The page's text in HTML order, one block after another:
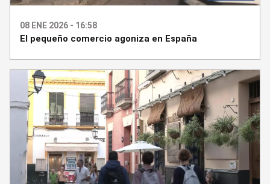
08 ENE 2026 - 16:58
El pequeño comercio agoniza en España